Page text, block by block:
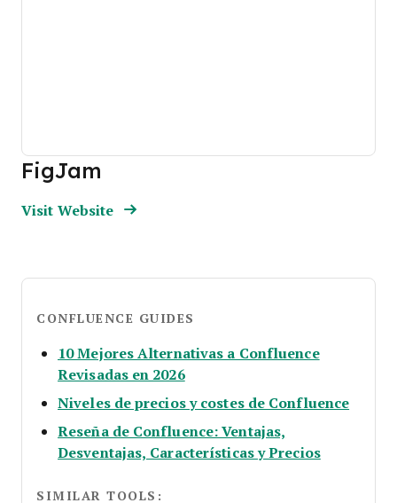
FigJam
Visit WebsiteOpens New Window
CONFLUENCE GUIDES
10 Mejores Alternativas a Confluence
Revisadas en 2026Opens new window
Niveles de precios y costes de Confluence
Reseña de Confluence: Ventajas,
Desventajas, Características y PreciosOpens
SIMILAR TOOLS: